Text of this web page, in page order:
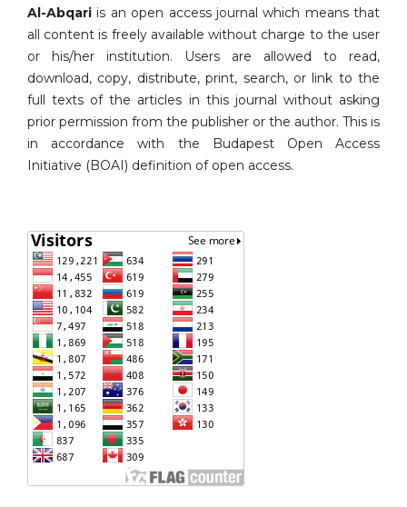
Al-Abqari is an open access journal which means that
all content is freely available without charge to the user
or his/her institution. Users are allowed to read,
download, copy, distribute, print, search, or link to the
full texts of the articles in this journal without asking
prior permission from the publisher or the author. This is
in accordance with the Budapest Open Access
Initiative (BOAI) definition of open access.